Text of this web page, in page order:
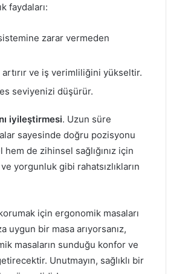
faydaları:
zarar vermeden
ve iş verimliliğini yükseltir.
seviyenizi düşürür.
iyileştirmesi. Uzun süre
sayesinde doğru pozisyonu
de zihinsel sağlığınız için
ve yorgunluk gibi rahatsızlıkların
için ergonomik masaları
uygun bir masa arıyorsanız,
masaların sunduğu konfor ve
Unutmayın, sağlıklı bir